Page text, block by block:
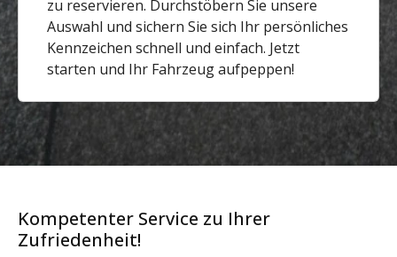
zu reservieren. Durchstöbern Sie unsere
Auswahl und sichern Sie sich Ihr persönliches
Kennzeichen schnell und einfach. Jetzt
starten und Ihr Fahrzeug aufpeppen!
Kompetenter Service zu Ihrer
Zufriedenheit!